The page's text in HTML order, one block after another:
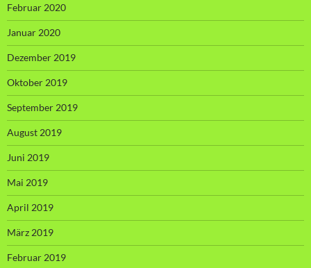
Februar 2020
Januar 2020
Dezember 2019
Oktober 2019
September 2019
August 2019
Juni 2019
Mai 2019
April 2019
März 2019
Februar 2019